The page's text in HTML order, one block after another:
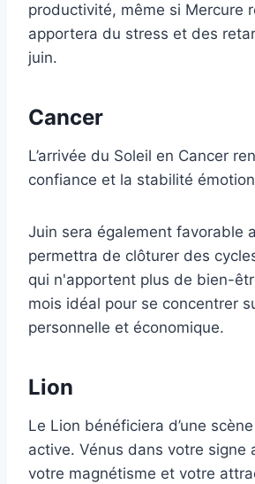
productivité, même si Mercure
apportera du stress et des
juin.
Cancer
L’arrivée du Soleil en Cancer
confiance et la stabilité
Juin sera également favorable
permettra de clôturer des
qui n'apportent plus de bien-
mois idéal pour se concentrer
personnelle et économique.
Lion
Le Lion bénéficiera d’une
active. Vénus dans votre signe
votre magnétisme et votre